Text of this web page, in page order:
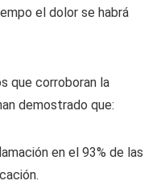
el dolor se habrá
que corroboran la
demostrado que:
en el 93% de las